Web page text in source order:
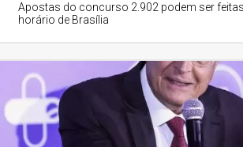
Apostas do concurso 2.902 podem ser feitas
horário de Brasília